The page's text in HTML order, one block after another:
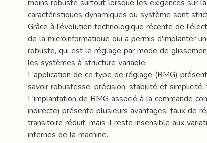
caractéristiques dynamiques du système sont
Grâce à l'évolution technologique récente de
de la microinformatique qui a permis d'implanter
robuste, qui est le réglage par mode de
les systèmes à structure variable.
L'application de ce type de réglage (RMG)
savoir robustesse, précision, stabilité et
L'implantation de RMG associé à la commande
indirecte) présente plusieurs avantages, taux de
transitoire réduit, mais il reste insensible aux
internes de la machine.